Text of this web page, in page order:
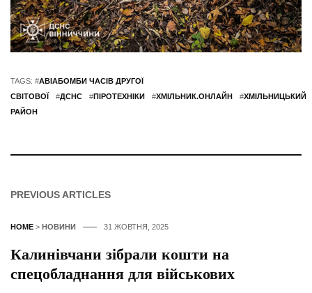
TAGS: #АВІАБОМБИ ЧАСІВ ДРУГОЇ
СВІТОВОЇ
#ДСНС #ПІРОТЕХНІКИ #ХМІЛЬНИК.ОНЛАЙН #ХМІЛЬНИЦЬКИЙ
РАЙОН
PREVIOUS ARTICLES
HOME > НОВИНИ 31 ЖОВТНЯ, 2025
Калинівчани зібрали кошти на
спецобладнання для військових